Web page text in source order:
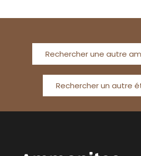
Rechercher une autre
Rechercher un autre